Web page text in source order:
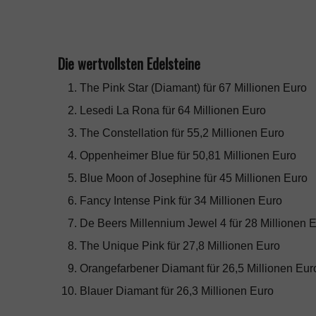
Die wertvollsten Edelsteine
The Pink Star (Diamant) für 67 Millionen Euro
Lesedi La Rona für 64 Millionen Euro
The Constellation für 55,2 Millionen Euro
Oppenheimer Blue für 50,81 Millionen Euro
Blue Moon of Josephine für 45 Millionen Euro
Fancy Intense Pink für 34 Millionen Euro
De Beers Millennium Jewel 4 für 28 Millionen
The Unique Pink für 27,8 Millionen Euro
Orangefarbener Diamant für 26,5 Millionen
Blauer Diamant für 26,3 Millionen Euro